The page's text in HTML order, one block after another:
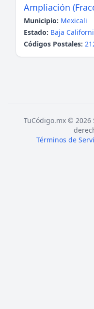
Ampliación
Municipio: Mexicali
Estado: Baja
Códigos Postales:
TuCódigo.mx ©
Términos de